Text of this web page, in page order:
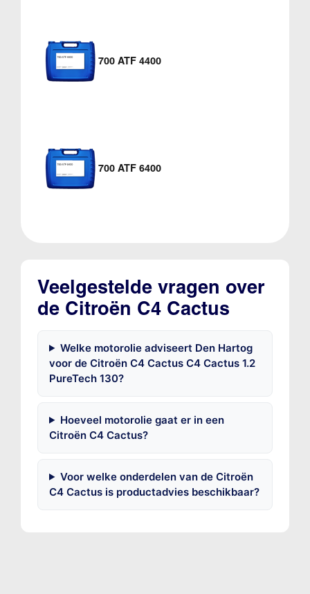
700 ATF 4400
700 ATF 6400
Veelgestelde vragen over
de Citroën C4 Cactus
Welke motorolie adviseert Den Hartog
voor de Citroën C4 Cactus C4 Cactus 1.2
PureTech 130?
Hoeveel motorolie gaat er in een
Citroën C4 Cactus?
Voor welke onderdelen van de Citroën
C4 Cactus is productadvies beschikbaar?